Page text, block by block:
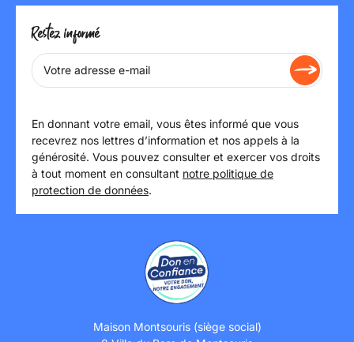
Restez informé
En donnant votre email, vous êtes informé que vous
recevrez nos lettres d’information et nos appels à la
générosité. Vous pouvez consulter et exercer vos droits
à tout moment en consultant notre politique de
protection de données.
Maison Montsouris (siège social)